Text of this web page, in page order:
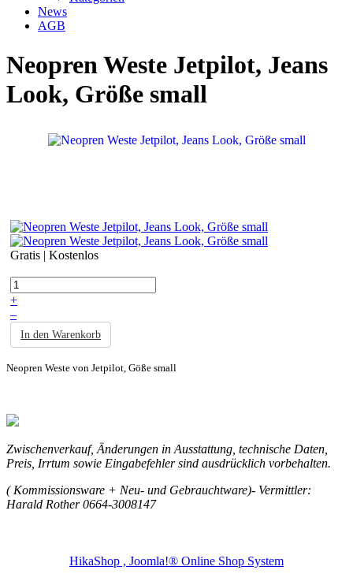
News
AGB
Neopren Weste Jetpilot, Jeans
Look, Größe small
Gratis | Kostenlos
+
–
In den Warenkorb
Neopren Weste von Jetpilot, Göße small
Zwischenverkauf, Änderungen in Ausstattung, technische Daten,
Preis, Irrtum sowie Eingabefehler sind ausdrücklich vorbehalten.
( Kommissionsware + Neu- und Gebrauchtware)- Vermittler:
Harald Rother 0664-3008147
HikaShop , Joomla!® Online Shop System